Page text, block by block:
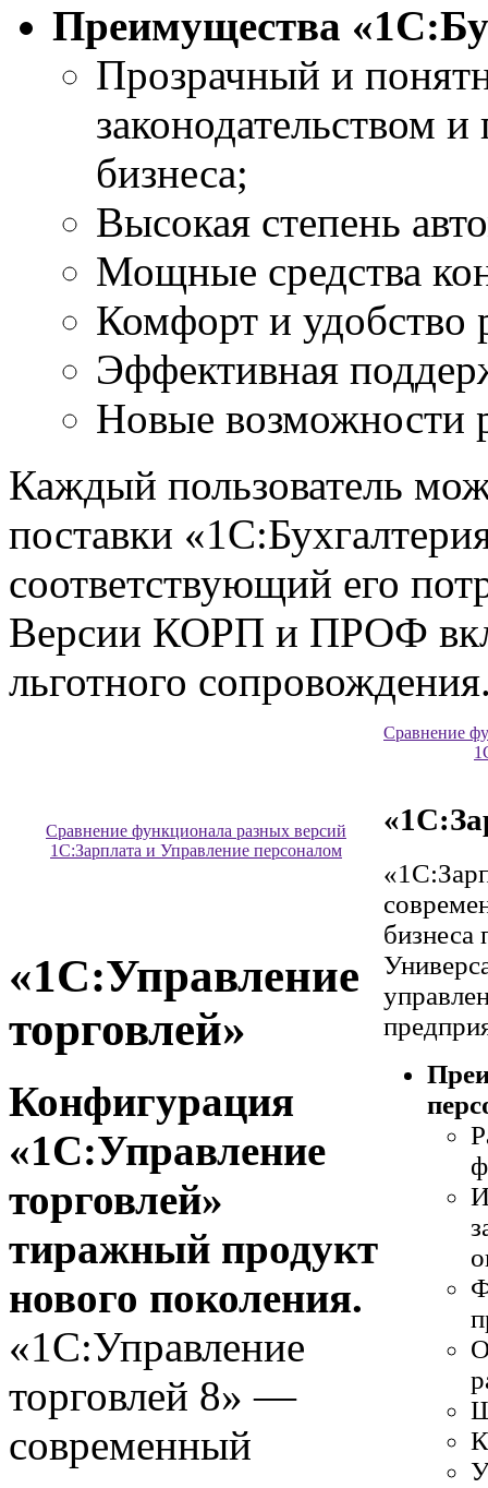
Преимущества
Прозрачный и
законодательством
бизнеса;
Высокая степень
Мощные средства
Комфорт и удобство
Эффективная
Новые возможности
Каждый пользователь
поставки
соответствующий его
Версии КОРП и ПРОФ
льготного
Сравнение
бизнеса
Сравнение функционала разных версий
1С:Зарплата и Управление персоналом
«1С:Управление
торговлей»
Конфигурация
«1С:Управление
торговлей»
тиражный продукт
нового поколения.
«1С:Управление
торговлей 8» —
современный